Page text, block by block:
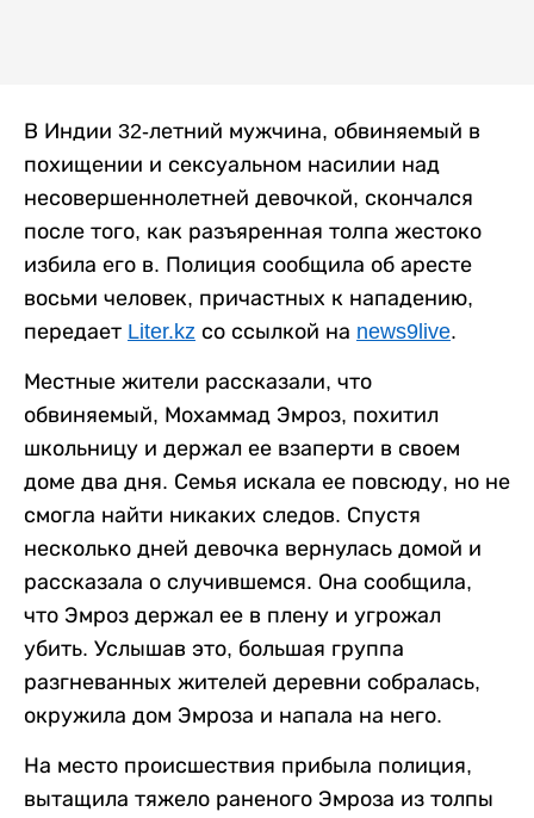
В Индии 32-летний мужчина, обвиняемый в
похищении и сексуальном насилии над
несовершеннолетней девочкой, скончался
после того, как разъяренная толпа жестоко
избила его в. Полиция сообщила об аресте
восьми человек, причастных к нападению,
передает Liter.kz со ссылкой на news9live.
Местные жители рассказали, что
обвиняемый, Мохаммад Эмроз, похитил
школьницу и держал ее взаперти в своем
доме два дня. Семья искала ее повсюду, но не
смогла найти никаких следов. Спустя
несколько дней девочка вернулась домой и
рассказала о случившемся. Она сообщила,
что Эмроз держал ее в плену и угрожал
убить. Услышав это, большая группа
разгневанных жителей деревни собралась,
окружила дом Эмроза и напала на него.
На место происшествия прибыла полиция,
вытащила тяжело раненого Эмроза из толпы